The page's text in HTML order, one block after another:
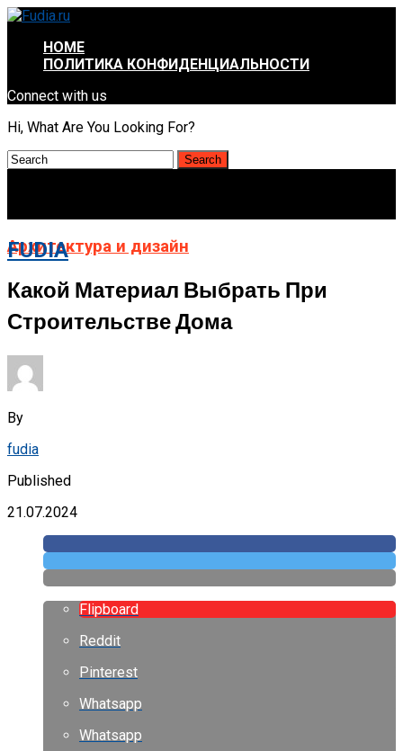
HOME
ПОЛИТИКА КОНФИДЕНЦИАЛЬНОСТИ
Connect with us
Hi, What Are You Looking For?
FUDIA
Архитектура и дизайн
Какой Материал Выбрать При
Строительстве Дома
By
fudia
Published
21.07.2024
Flipboard
Reddit
Pinterest
Whatsapp
Whatsapp